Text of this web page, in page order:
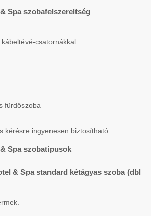
Spa szobafelszereltség
csatornákkal
fürdőszoba
kérésre ingyenesen biztosítható
Spa szobatípusok
& Spa standard kétágyas szoba (dbl